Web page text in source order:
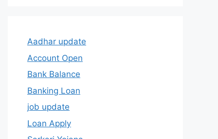
Aadhar update
Account Open
Bank Balance
Banking Loan
job update
Loan Apply